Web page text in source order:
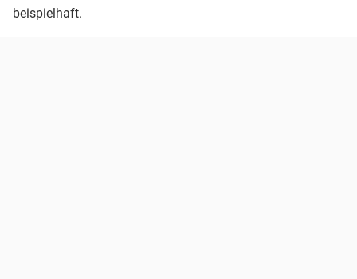
beispielhaft.